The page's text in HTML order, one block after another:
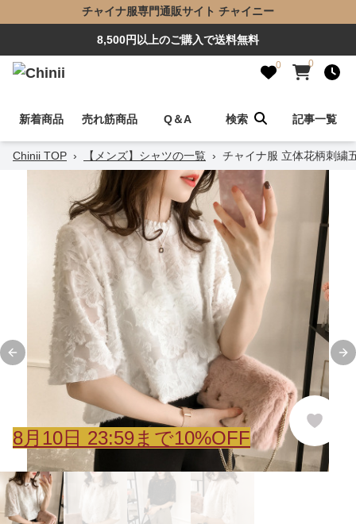
チャイナ服専門通販サイト チャイニー
8,500円以上のご購入で送料無料
0 0
新着商品 売れ筋商品 Q＆A 検索 記事一覧
Chinii TOP › 【メンズ】シャツの一覧 › チャイナ服 立体花柄刺繍
Previous slide
8月 10日 23:59まで10%OFF